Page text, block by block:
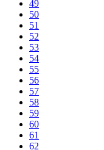
49
50
51
52
53
54
55
56
57
58
59
60
61
62